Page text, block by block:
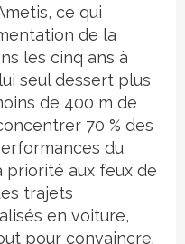
ce qui
de la
les cinq ans à
seul dessert plus
de 400 m de
70 % des
du
priorité aux feux de
trajets
en voiture,
pour convaincre.